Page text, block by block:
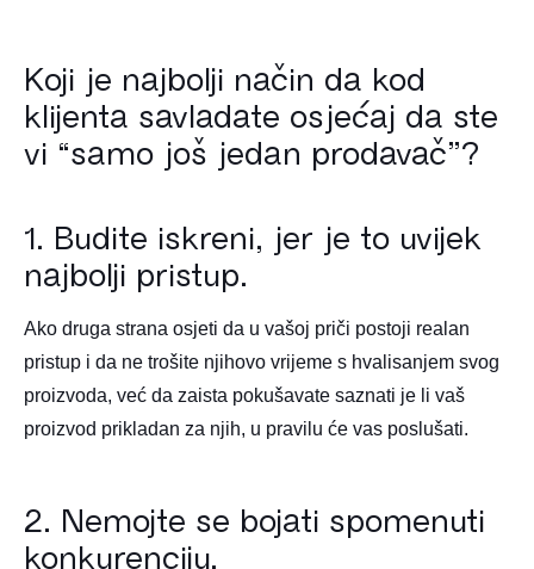
Koji je najbolji način da kod
klijenta savladate osjećaj da ste
vi “samo još jedan prodavač”?
1. Budite iskreni, jer je to uvijek
najbolji pristup.
Ako druga strana osjeti da u vašoj priči postoji realan
pristup i da ne trošite njihovo vrijeme s hvalisanjem svog
proizvoda, već da zaista pokušavate saznati je li vaš
proizvod prikladan za njih, u pravilu će vas poslušati.
2. Nemojte se bojati spomenuti
konkurenciju.